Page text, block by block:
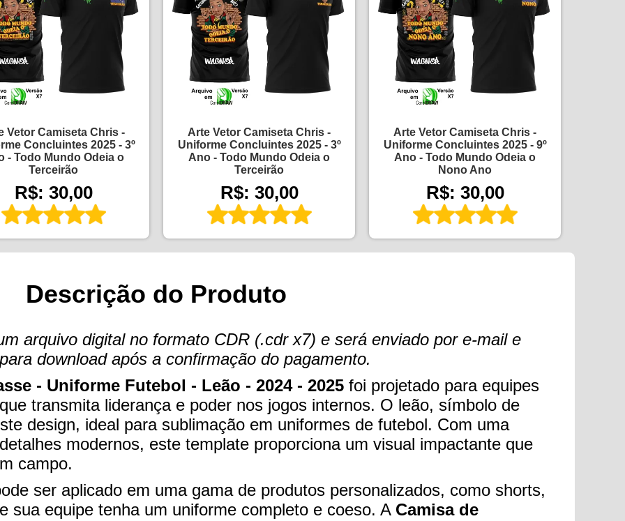
Vetor Camiseta Chris -
Concluintes 2025 - 3º
- Todo Mundo Odeia o
Terceirão
R$: 30,00
Arte Vetor Camiseta Chris -
Uniforme Concluintes 2025 - 3º
Ano - Todo Mundo Odeia o
Terceirão
R$: 30,00
Arte Vetor Camiseta Chris -
Uniforme Concluintes 2025 - 9º
Ano - Todo Mundo Odeia o
Nono Ano
R$: 30,00
Descrição do Produto
arquivo digital no formato CDR (.cdr x7) e será enviado por e-mail e
download após a confirmação do pagamento.
- Uniforme Futebol - Leão - 2024 - 2025 foi projetado para equipes
transmita liderança e poder nos jogos internos. O leão, símbolo de
design, ideal para sublimação em uniformes de futebol. Com uma
modernos, este template proporciona um visual impactante que
campo.
ser aplicado em uma gama de produtos personalizados, como shorts,
sua equipe tenha um uniforme completo e coeso. A Camisa de